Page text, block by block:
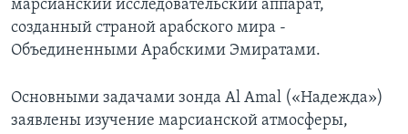
марсианский исследовательский аппарат,
созданный страной арабского мира -
Объединенными Арабскими Эмиратами.
Основными задачами зонда Al Amal («Надежда»)
заявлены изучение марсианской атмосферы,